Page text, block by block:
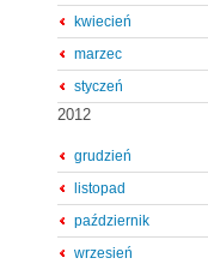
kwiecień
marzec
styczeń
2012
grudzień
listopad
październik
wrzesień